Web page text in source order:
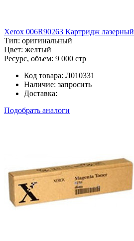
Xerox 006R90263 Картридж лазерный
Тип: оригинальный
Цвет: желтый
Ресурс, объем: 9 000 стр
Код товара: Л010331
Наличие: запросить
Доставка:
Подобрать аналоги